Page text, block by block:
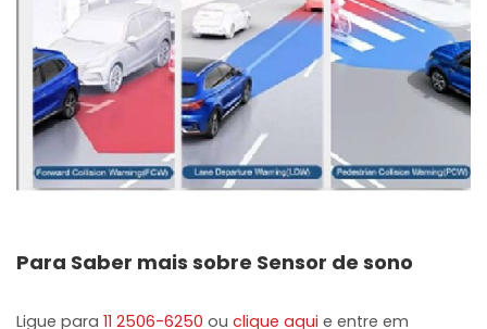
Para Saber mais sobre Sensor de sono
Ligue para 11 2506-6250 ou clique aqui e entre em